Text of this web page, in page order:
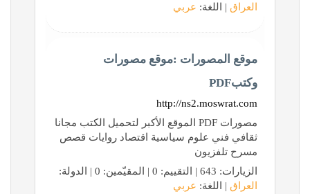
العراق | اللغة: عربي
موقع المصورات :موقع مصورات
وكتبPDF
http://ns2.moswrat.com
مصورات PDF الموقع الأكبر لتحميل الكتب مجانا
ثقافي فني علوم سياسية اقتصاد روايات قصص
مسرح تلفزيون
الزيارات: 643 | التقييم: 0 | المقيّمين: 0 | الدولة:
العراق | اللغة: عربي